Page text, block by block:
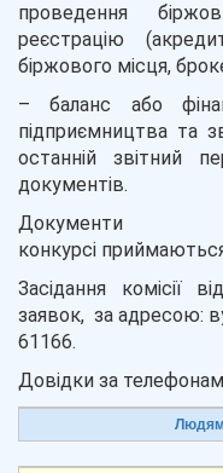
проведення
реєстрацію
біржового місця,
– баланс або
підприємництва та
останній звітний
документів.
конкурсі
Засідання комісії
заявок, за адресою:
61166.
Довідки за
Людям